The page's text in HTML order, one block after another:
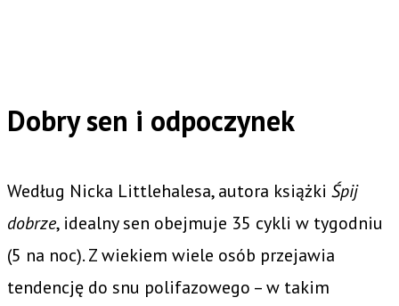
Dobry sen i odpoczynek
Według Nicka Littlehalesa, autora książki Śpij
dobrze, idealny sen obejmuje 35 cykli w tygodniu
(5 na noc). Z wiekiem wiele osób przejawia
tendencję do snu polifazowego – w takim